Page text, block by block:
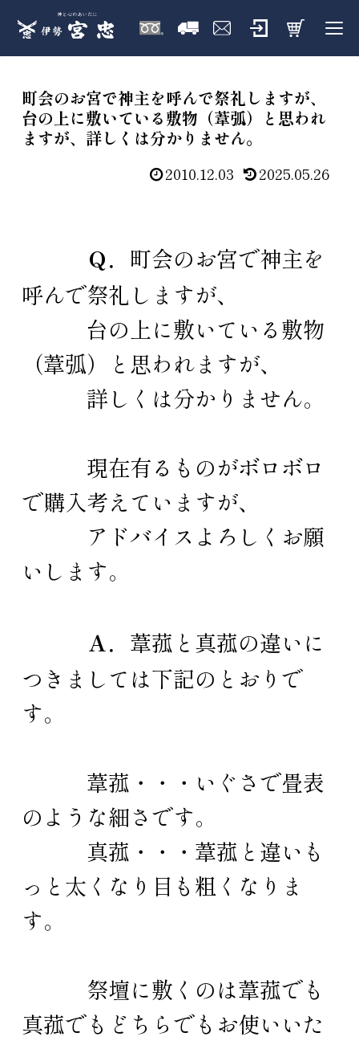
町会のお宮で神主を呼んで祭礼しますが、
台の上に敷いている敷物（葦弧）と思われ
ますが、詳しくは分かりません。
2010.12.03 2025.05.26
Ｑ． 町会のお宮で神主を
呼んで祭礼しますが、
台の上に敷いている敷物
（葦弧）と思われますが、
詳しくは分かりません。
現在有るものがボロボロ
で購入考えていますが、
アドバイスよろしくお願
いします。
Ａ． 葦菰と真菰の違いに
つきましては下記のとおりで
す。
葦菰・・・いぐさで畳表
のような細さです。
真菰・・・葦菰と違いも
っと太くなり目も粗くなりま
す。
祭壇に敷くのは葦菰でも
真菰でもどちらでもお使いいた